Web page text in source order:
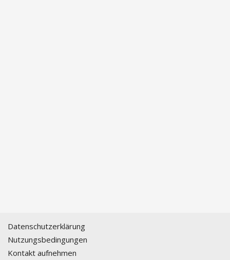
Datenschutzerklärung
Nutzungsbedingungen
Kontakt aufnehmen